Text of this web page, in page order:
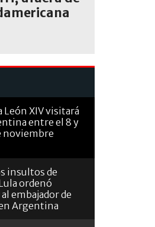
León XIV visitará
entre el 8 y
noviembre
insultos de
ordenó
embajador de
Argentina